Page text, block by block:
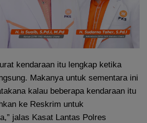
kendaraan itu lengkap ketika
Makanya untuk sementara ini
kalau beberapa kendaraan itu
ke Reskrim untuk
jalas Kasat Lantas Polres